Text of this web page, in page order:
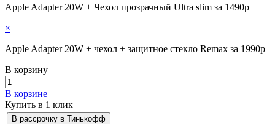
Apple Adapter 20W + Чехол прозрачный Ultra slim за 1490р
×
Apple Adapter 20W + чехол + защитное стекло Remax за 1990р
В корзину
В корзине
Купить в 1 клик